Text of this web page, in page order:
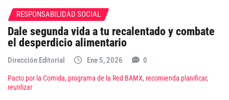
RESPONSABILIDAD SOCIAL
Dale segunda vida a tu recalentado y combate
el desperdicio alimentario
Dirección Editorial Ene 5, 2026 0
Pacto por la Comida, programa de la Red BAMX, recomienda planificar,
reutilizar